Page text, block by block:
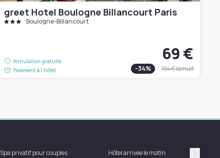
greet Hotel Boulogne Billancourt Paris
Boulogne-Billancourt
Annulation gratuite
Paiement à l'hôtel
69 €
-34% 104 €la nuit
Spa privatif pour couples Hôtel arrivée le matin